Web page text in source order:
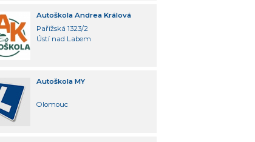
Autoškola Andrea Králová
Pařížská 1323/2
Ústí nad Labem
Autoškola MY
Olomouc